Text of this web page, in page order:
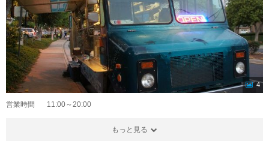
4
営業時間 11:00～20:00
もっと見る